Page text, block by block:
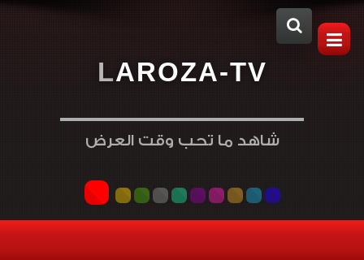
LAROZA-TV
شاهد ما تحب وقت العرض